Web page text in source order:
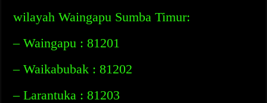
wilayah Waingapu Sumba Timur:
– Waingapu : 81201
– Waikabubak : 81202
– Larantuka : 81203